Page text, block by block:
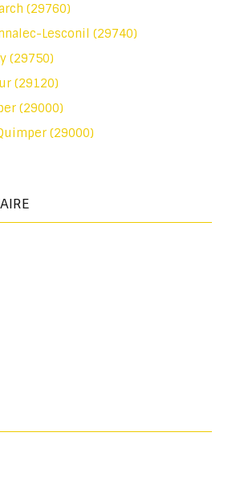
(29760)
Lesconil (29740)
(29750)
(29120)
(29000)
(29000)